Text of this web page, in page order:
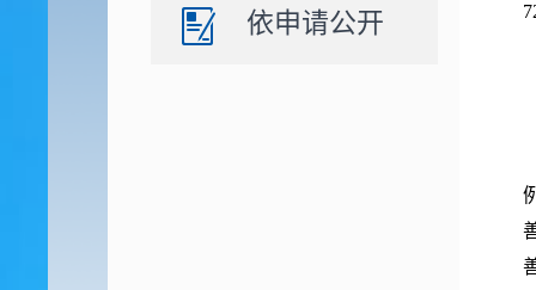
依申请公开